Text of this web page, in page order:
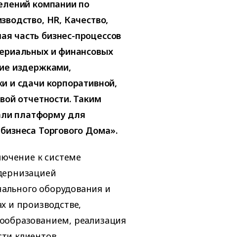
компании по
HR, Качество,
часть бизнес-процессов
и финансовых
издержками,
и сдачи корпоративной,
отчетности. Таким
платформу для
Торгового Дома».
к системе
оборудования и
и производстве,
реализация